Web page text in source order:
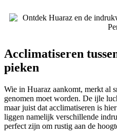
Acclimatiseren
pieken
Wie in Huaraz aankomt, merkt al
genomen moet worden. De ijle
maar juist dat acclimatiseren is
liggen namelijk verschillende
perfect zijn om rustig aan de